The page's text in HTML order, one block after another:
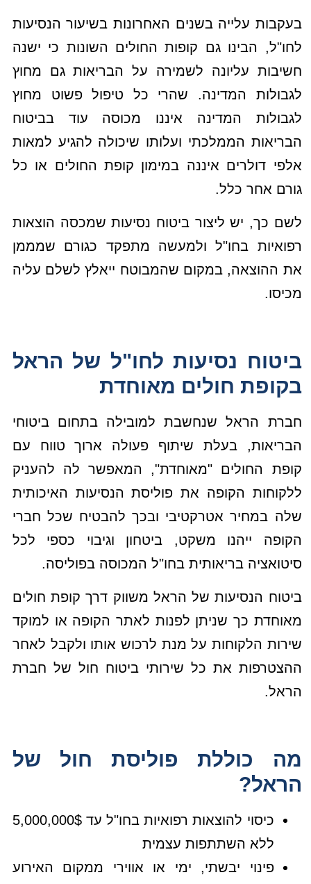
בעקבות עלייה בשנים האחרונות בשיעור הנסיעות
לחו"ל, הבינו גם קופות החולים השונות כי ישנה
חשיבות עליונה לשמירה על הבריאות גם מחוץ
לגבולות המדינה. שהרי כל טיפול פשוט מחוץ
לגבולות המדינה איננו מכוסה עוד בביטוח
הבריאות הממלכתי ועלותו שיכולה להגיע למאות
אלפי דולרים איננה במימון קופת החולים או כל
גורם אחר כלל.
לשם כך, יש ליצור ביטוח נסיעות שמכסה הוצאות
רפואיות בחו"ל ולמעשה מתפקד כגורם שמממן
את ההוצאה, במקום שהמבוטח ייאלץ לשלם עליה
מכיסו.
ביטוח נסיעות לחו"ל של הראל
בקופת חולים מאוחדת
חברת הראל שנחשבת למובילה בתחום ביטוחי
הבריאות, בעלת שיתוף פעולה ארוך טווח עם
קופת החולים "מאוחדת", המאפשר לה להעניק
ללקוחות הקופה את פוליסת הנסיעות האיכותית
שלה במחיר אטרקטיבי ובכך להבטיח שכל חברי
הקופה ייהנו משקט, ביטחון וגיבוי כספי לכל
סיטואציה בריאותית בחו"ל המכוסה בפוליסה.
ביטוח הנסיעות של הראל משווק דרך קופת חולים
מאוחדת כך שניתן לפנות לאתר הקופה או למוקד
שירות הלקוחות על מנת לרכוש אותו ולקבל לאחר
ההצטרפות את כל שירותי ביטוח חול של חברת
הראל.
מה כוללת פוליסת חול של
הראל?
כיסוי להוצאות רפואיות בחו"ל עד 5,000,000$
ללא השתתפות עצמית
פינוי יבשתי, ימי או אווירי ממקום האירוע